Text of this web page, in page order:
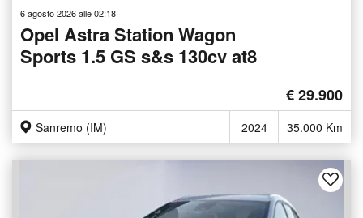
6 agosto 2026 alle 02:18
Opel Astra Station Wagon
Sports 1.5 GS s&s 130cv at8
€ 29.900
Sanremo (IM) 2024 35.000 Km